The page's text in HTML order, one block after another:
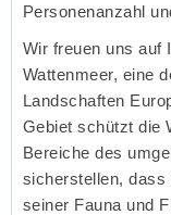
Personenanzahl
Wir freuen uns auf
Wattenmeer, eine
Landschaften
Gebiet schützt die
Bereiche des
sicherstellen,
seiner Fauna und